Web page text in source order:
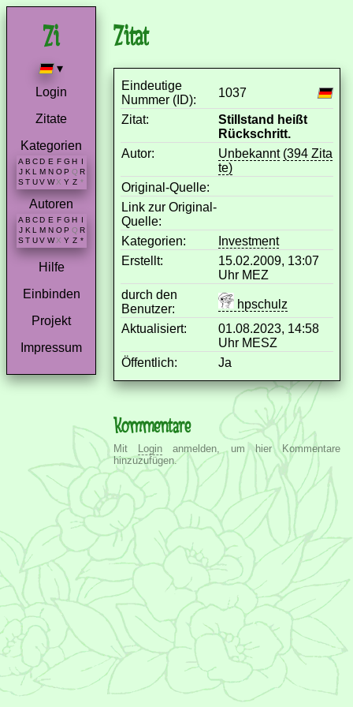
▾
Login
Zitate
Kategorien
A B C D E F G H I
J K L M N O P Q R
S T U V W X Y Z *
Autoren
A B C D E F G H
J K L M N O P Q R
S T U V W X Y Z *
Hilfe
Einbinden
Projekt
Impressum
Zitat
Eindeutige
Nummer (ID):
1037
Zitat:
Stillstand heißt
Rückschritt.
Autor:
Unbekannt (394 Zita
te)
Original-Quelle:
Link zur Original-
Quelle:
Kategorien:
Investment
Erstellt:
15.02.2009, 13:07
Uhr MEZ
durch den
Benutzer:
hpschulz
Aktualisiert:
01.08.2023, 14:58
Uhr MESZ
Öffentlich:
Ja
Kommentare
Mit Login anmelden, um hier Kommentare
hinzuzufügen.